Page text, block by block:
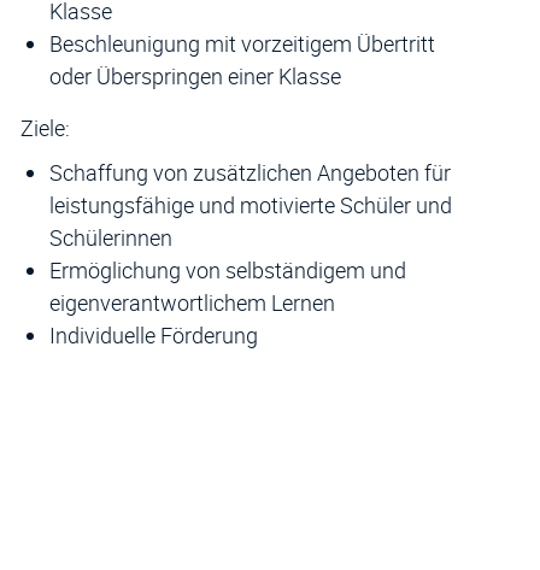
Klasse
Beschleunigung mit vorzeitigem Übertritt
oder Überspringen einer Klasse
Ziele:
Schaffung von zusätzlichen Angeboten für
leistungsfähige und motivierte Schüler und
Schülerinnen
Ermöglichung von selbständigem und
eigenverantwortlichem Lernen
Individuelle Förderung